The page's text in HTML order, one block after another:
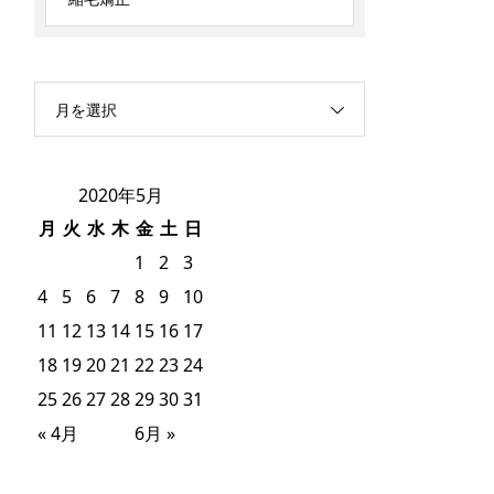
月を選択
2020年5月
月 火 水 木 金 土 日
« 4月 6月 »
1 2 3
4
5 6 7 8 9
10
11 12 13 14 15 16 17
18 192021 222324
25262728293031